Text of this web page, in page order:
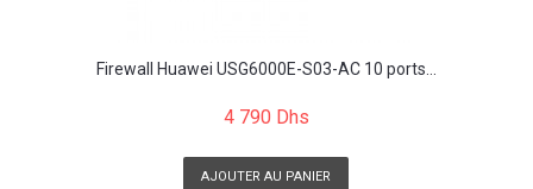
Firewall Huawei USG6000E-S03-AC 10 ports...
4 790 Dhs
AJOUTER AU PANIER